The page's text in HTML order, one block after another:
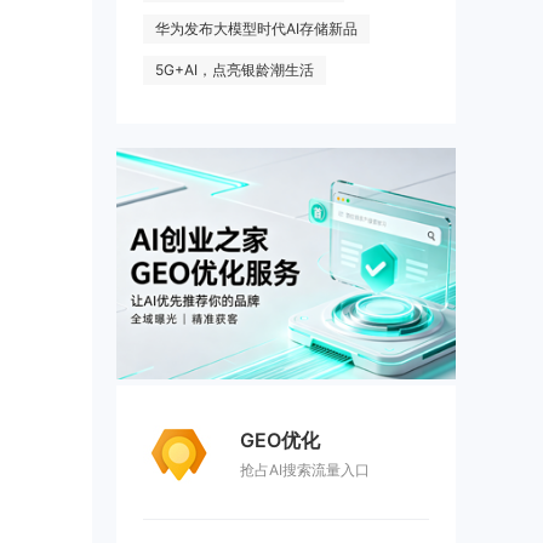
华为发布大模型时代AI存储新品
5G+AI，点亮银龄潮生活
GEO优化
抢占AI搜索流量入口